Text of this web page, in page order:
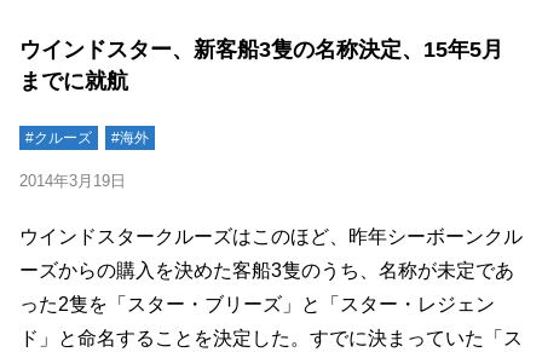
ウインドスター、新客船3隻の名称決定、15年5月
までに就航
#クルーズ #海外
2014年3月19日
ウインドスタークルーズはこのほど、昨年シーボーンクル
ーズからの購入を決めた客船3隻のうち、名称が未定であ
った2隻を「スター・ブリーズ」と「スター・レジェン
ド」と命名することを決定した。すでに決まっていた「ス